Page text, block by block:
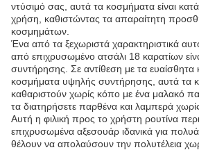
ντύσιμό σας, αυτά τα κοσμήματα είναι
χρήση, καθιστώντας τα απαραίτητη
κοσμημάτων.
Ένα από τα ξεχωριστά χαρακτηριστικά
από επιχρυσωμένο ατσάλι 18 καρατίων
συντήρησης. Σε αντίθεση με τα
κοσμήματα υψηλής συντήρησης, αυτά τα
καθαριστούν χωρίς κόπο με ένα μαλακό
τα διατηρήσετε παρθένα και λαμπερά
Αυτή η φιλική προς το χρήστη ρουτίνα
επιχρυσωμένα αξεσουάρ ιδανικά για
θέλουν να απολαύσουν την πολυτέλεια